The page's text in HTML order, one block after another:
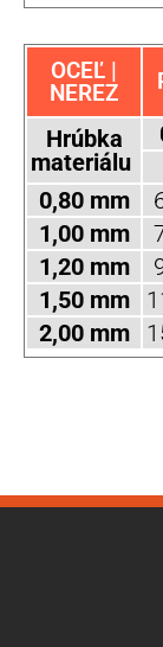
OCEĽ |
NEREZ
Hrúbka
materiálu
0,80 mm
1,00 mm
1,20 mm
1,50 mm
2,00 mm